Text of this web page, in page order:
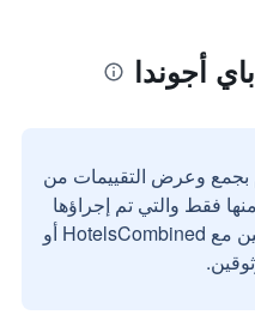
أجوندا
بجمع وعرض التقييمات من
فقط والتي تم إجراؤها
بواسطة مستخدمين حقيقيين مع HotelsCombined أو